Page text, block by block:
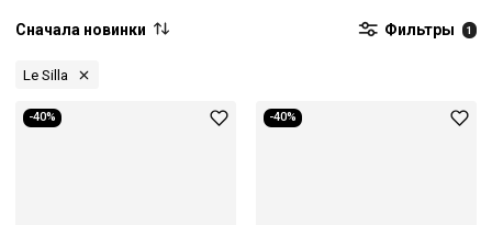
Сначала новинки Фильтры 1
Le Silla
-40% -40%